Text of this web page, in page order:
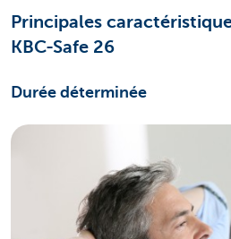
Principales
KBC-Safe 26
Durée déterminée